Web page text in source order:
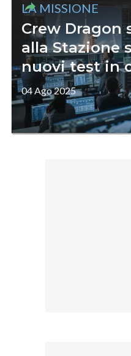
LA MISSIONE
Crew Dragon
alla Stazione
nuovi test in
04 Ago 2025